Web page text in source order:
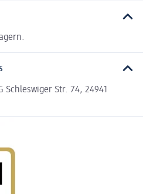
Schleswiger Str. 74, 24941